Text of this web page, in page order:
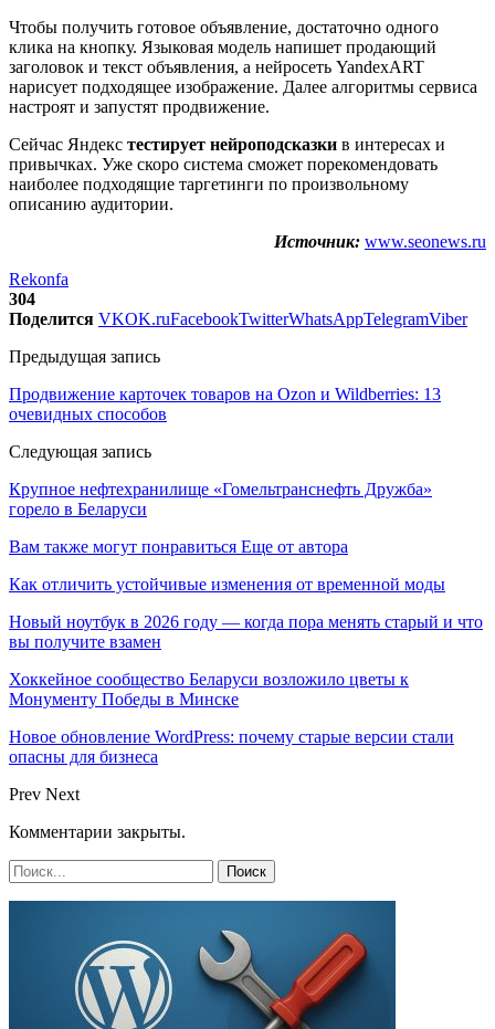
Чтобы получить готовое объявление, достаточно одного
клика на кнопку. Языковая модель напишет продающий
заголовок и текст объявления, а нейросеть YandexART
нарисует подходящее изображение. Далее алгоритмы сервиса
настроят и запустят продвижение.
Сейчас Яндекс тестирует нейроподсказки в интересах и
привычках. Уже скоро система сможет порекомендовать
наиболее подходящие таргетинги по произвольному
описанию аудитории.
Источник: www.seonews.ru
Rekonfa
304
Поделится VKOK.ruFacebookTwitterWhatsAppTelegramViber
Предыдущая запись
Продвижение карточек товаров на Ozon и Wildberries: 13
очевидных способов
Следующая запись
Крупное нефтехранилище «Гомельтранснефть Дружба»
горело в Беларуси
Вам также могут понравиться Еще от автора
Как отличить устойчивые изменения от временной моды
Новый ноутбук в 2026 году — когда пора менять старый и что
вы получите взамен
Хоккейное сообщество Беларуси возложило цветы к
Монументу Победы в Минске
Новое обновление WordPress: почему старые версии стали
опасны для бизнеса
Prev Next
Комментарии закрыты.